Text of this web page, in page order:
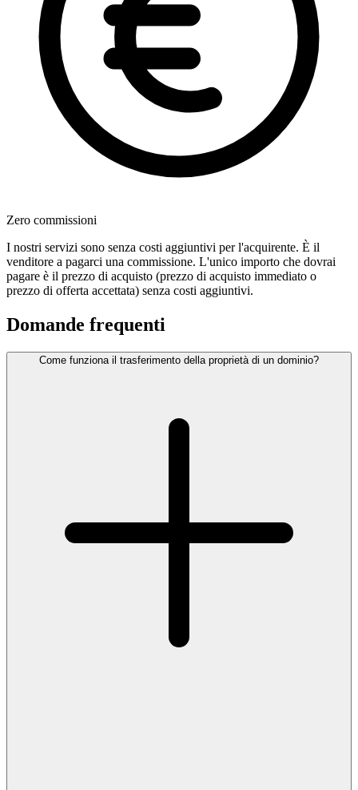
Zero commissioni
I nostri servizi sono senza costi aggiuntivi per l'acquirente. È il
venditore a pagarci una commissione. L'unico importo che dovrai
pagare è il prezzo di acquisto (prezzo di acquisto immediato o
prezzo di offerta accettata) senza costi aggiuntivi.
Domande frequenti
Come funziona il trasferimento della proprietà di un dominio?